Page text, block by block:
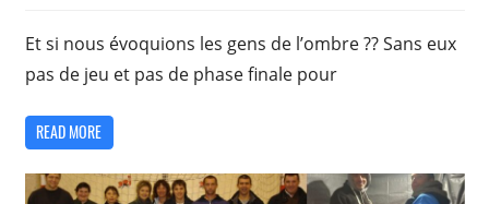
Et si nous évoquions les gens de l’ombre ?? Sans eux
pas de jeu et pas de phase finale pour
READ MORE